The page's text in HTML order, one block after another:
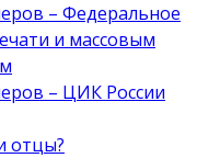
– Федеральное
и массовым
– ЦИК России
отцы?